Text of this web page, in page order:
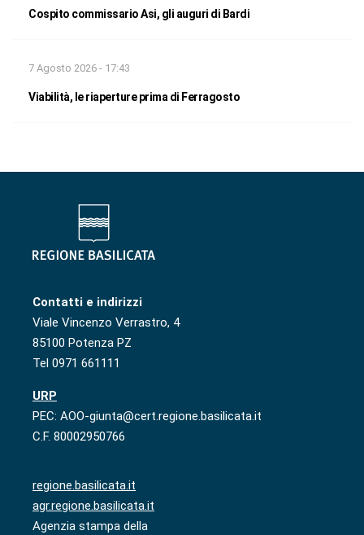
Cospito commissario Asi, gli auguri di Bardi
7 Agosto 2026 - 17:43
Viabilità, le riaperture prima di Ferragosto
Contatti e indirizzi
Viale Vincenzo Verrastro, 4
85100 Potenza PZ
Tel 0971 661111
URP
PEC: AOO-giunta@cert.regione.basilicata.it
C.F. 80002950766
regione.basilicata.it
agr.regione.basilicata.it
Agenzia stampa della